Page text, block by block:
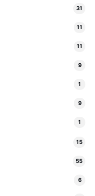
31
11
11
9
1
9
1
15
55
6